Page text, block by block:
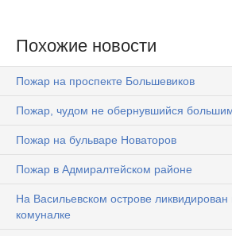
Похожие новости
Пожар на проспекте Большевиков
Пожар, чудом не обернувшийся
Пожар на бульваре Новаторов
Пожар в Адмиралтейском районе
На Васильевском острове
комуналке